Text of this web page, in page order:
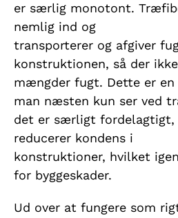
er særlig monotont.
nemlig ind og
transporterer og afgiver
konstruktionen, så der
mængder fugt. Dette er en
man næsten kun ser ved
det er særligt
reducerer kondens i
konstruktioner, hvilket
for byggeskader.
Ud over at fungere som